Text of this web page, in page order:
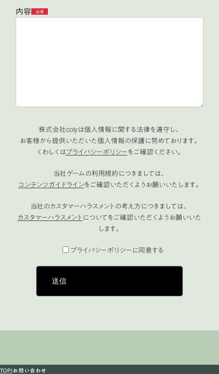
TOP お問い合わせ
内容 必須
株式会社colyは個人情報に関する法律を遵守し、
お客様から提供いただいた個人情報の保護に努めております。
くわしくはプライバシーポリシーをご確認ください。
当社ゲームの利用規約につきましては、
コンテンツガイドラインをご確認いただくようお願いいたします。
当社のカスタマーハラスメントの考え方につきましては、
カスタマーハラスメント についてをご確認いただくようお願いいた
します。
プライバシーポリシーに同意する